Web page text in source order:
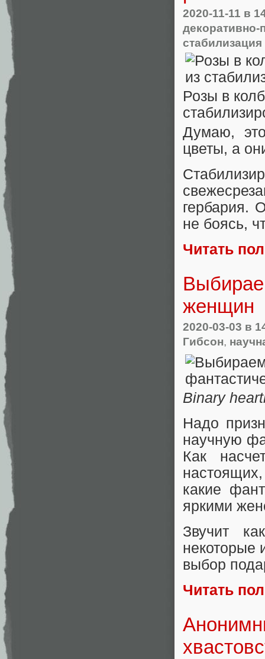
2020-11-11 в
декоративно-
Розы в
Думаю,
цветы, а
гербария.
не боясь,
Читать
женщин
2020-03-03 в
Гибсон,
Binary
Надо
научную
Как
какие
яркими
Звучит
некоторые
выбор
Читать